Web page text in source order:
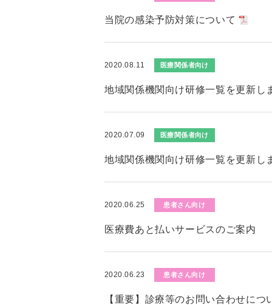
当院の感染予防対策について
2020.08.11 医療関係者向け
地域関係機関向け研修一覧を更新し
2020.07.09 医療関係者向け
地域関係機関向け研修一覧を更新し
2020.06.25 患者さん向け
医療費あと払いサービスのご案内
2020.06.23 患者さん向け
【重要】診療等のお問い合わせにつ